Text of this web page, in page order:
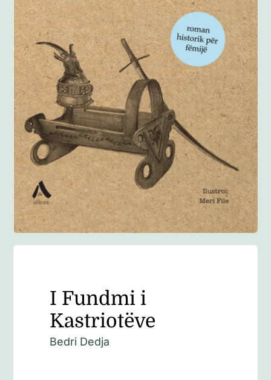
Anglisht
Ditarë
Evente
Blog
I Fundmi i
Kastriotëve
Bedri Dedja